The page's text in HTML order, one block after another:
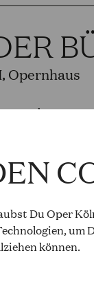
Du Oper
um
können.
Opernhaus